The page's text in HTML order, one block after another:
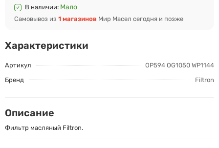
Характеристики
Артикул
OP594 OG1050 WP1144
Бренд
Filtron
Описание
Фильтр масляный Filtron.
В наличии: Мало
Самовывоз из 1 магазинов Мир Масел сегодня и позже